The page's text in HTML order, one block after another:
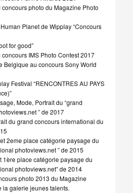
photo du Magazine Photo
Planet de Wipplay “Concours
for good”
IMS Photo Contest 2017
Belgique au concours Sony World
Festival “RENCONTRES AU PAYS
Mode, Portrait du “grand
” de 2017
du grand concours international du
2eme place catégorie paysage du
photoviews.net ” de 2015
1ère place catégorie paysage du
photoviews.net” de 2014
photo 2013 du Magazine
la galerie jeunes talents.